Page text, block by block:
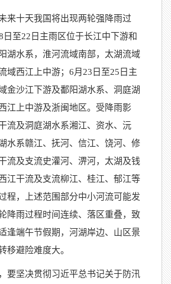
来十天我国将出现两轮强降雨过
日至22日主雨区位于长江中下游和
湖水系，淮河流域南部，太湖流域
域西江上中游；6月23日至25日主
金沙江下游及鄱阳湖水系、洞庭湖
江上中游及浙闽地区。受降雨影
流及洞庭湖水系湘江、资水、沅
水系赣江、抚河、信江、饶河、修
流及支流史灌河、淠河，太湖及钱
江干流及支流柳江、桂江、郁江等
程，上述范围部分中小河流可能发
降雨过程时间连续、落区重叠，致
逢端午节假期，河湖岸边、山区景
移避险难度大。
要坚决贯彻习近平总书记关于防汛